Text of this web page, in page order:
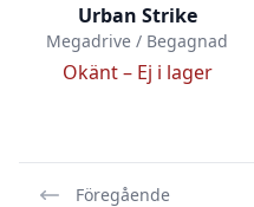
Urban Strike
Megadrive / Begagnad
Okänt – Ej i lager
Föregående